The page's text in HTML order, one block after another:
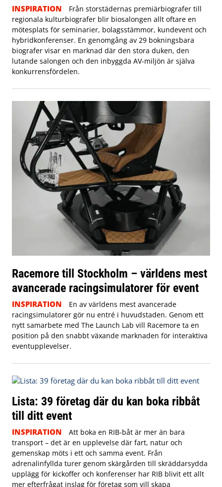
INSPIRATION
Från storstädernas premiärbiografer till
regionala kulturbiografer blir biosalongen allt oftare en
mötesplats för seminarier, bolagsstämmor, kundevent och
hybridkonferenser. En genomgång av 29 bokningsbara
biografer visar en marknad där den stora duken, den
lutande salongen och den inbyggda AV-miljön är själva
konkurrensfördelen.
Racemore till Stockholm – världens mest
avancerade racingsimulatorer för event
INSPIRATION
En av världens mest avancerade
racingsimulatorer gör nu entré i huvudstaden. Genom ett
nytt samarbete med The Launch Lab vill Racemore ta en
position på den snabbt växande marknaden för interaktiva
eventupplevelser.
Lista: 39 företag där du kan boka ribbåt
till ditt event
INSPIRATION
Att boka en RIB-båt är mer än bara
transport – det är en upplevelse där fart, natur och
gemenskap möts i ett och samma event. Från
adrenalinfyllda turer genom skärgården till skräddarsydda
upplägg för kickoffer och konferenser har RIB blivit ett allt
mer efterfrågat inslag för företag som vill skapa